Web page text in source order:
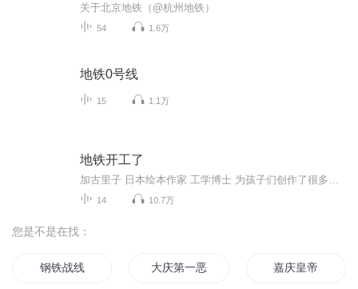
关于北京地铁（@杭州地铁）
54 1.6万
地铁0号线
15 1.1万
地铁开工了
14 10.7万
您是不是在找：
钢铁战线 大庆第一恶 嘉庆皇帝